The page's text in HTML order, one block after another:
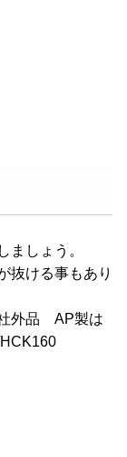
ましょう。
抜ける事もあり
外品 AP製は